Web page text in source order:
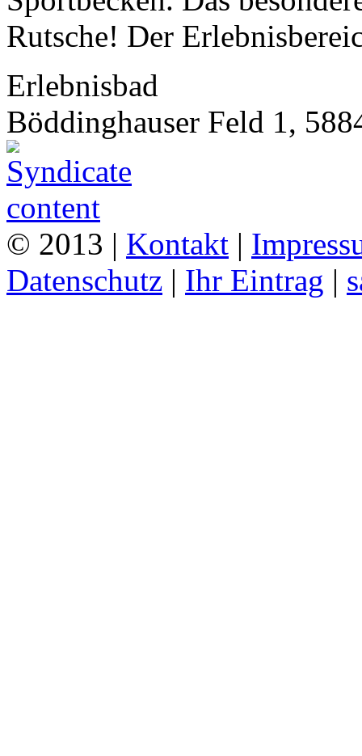
Rutsche! Der
Erlebnisbad
Böddinghauser Feld 1,
© 2013 | Kontakt |
Datenschutz | Ihr Eintrag |